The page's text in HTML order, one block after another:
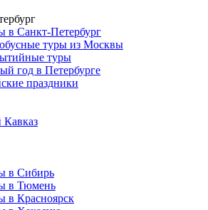
в Санкт-Петербург
туры из Москвы
туры
год в Петербурге
праздники
в Сибирь
в Тюмень
в Красноярск